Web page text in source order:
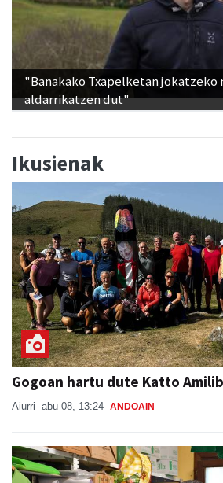
"Banakako Txapelketan jokatzeko
aldarrikatzen dut"
Ikusienak
Gogoan hartu dute Katto
Aiurri abu 08, 13:24 ANDOAIN